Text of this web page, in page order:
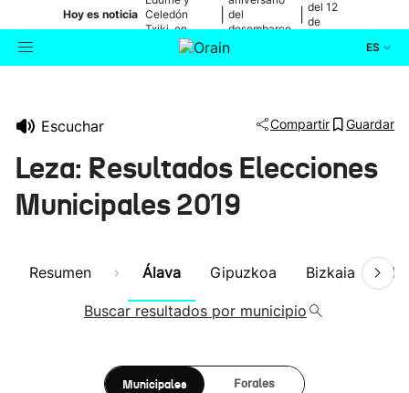
Hoy es noticia Celedón
Txiki, en
directo
del
desembarco
de Elkano
del 12
de
ES
Cultura
Escuchar Compartir Guardar
Leza: Resultados Elecciones
Municipales 2019
Resumen Álava Gipuzkoa Bizkaia
Buscar resultados por municipio
Municipales Forales